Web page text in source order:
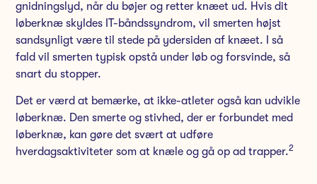
gnidningslyd, når du bøjer og retter knæet ud. Hvis dit
løberknæ skyldes IT-båndssyndrom, vil smerten højst
sandsynligt være til stede på ydersiden af knæet. I så
fald vil smerten typisk opstå under løb og forsvinde, så
snart du stopper.
Det er værd at bemærke, at ikke-atleter også kan udvikle
løberknæ. Den smerte og stivhed, der er forbundet med
løberknæ, kan gøre det svært at udføre
hverdagsaktiviteter som at knæle og gå op ad trapper.2